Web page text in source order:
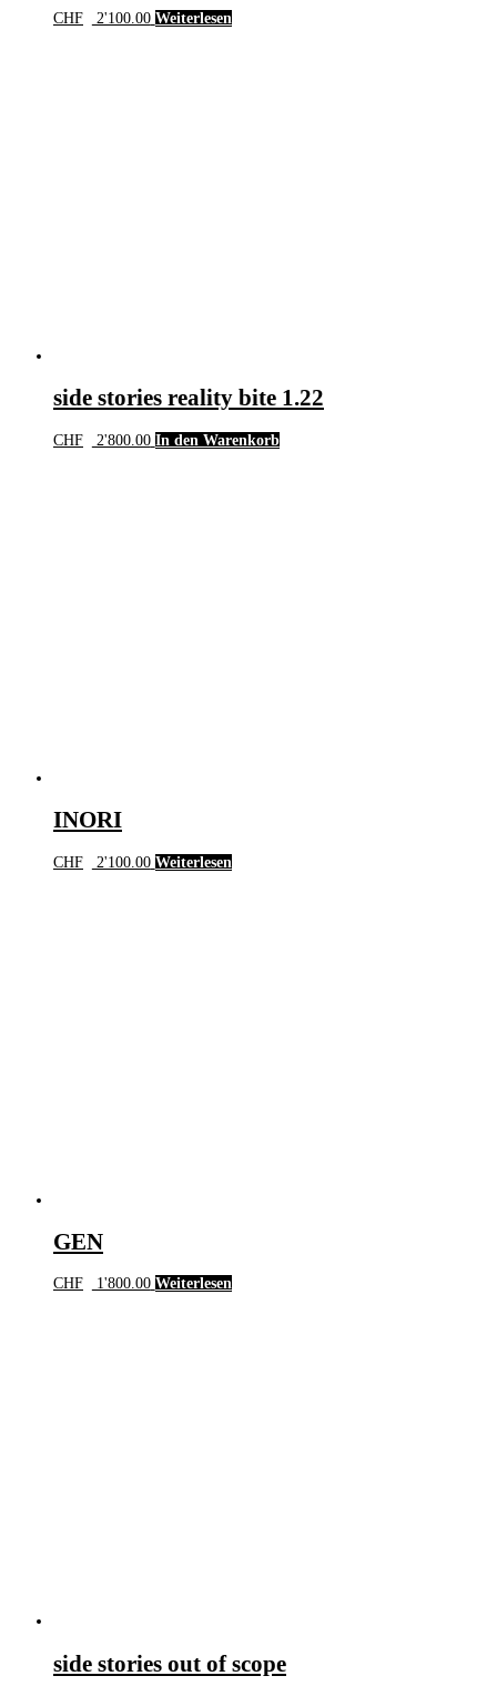
CHF 2'100.00 Weiterlesen
side stories reality bite 1.22
CHF 2'800.00 In den Warenkorb
INORI
CHF 2'100.00 Weiterlesen
GEN
CHF 1'800.00 Weiterlesen
side stories out of scope